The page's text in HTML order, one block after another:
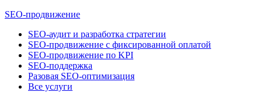
SEO-продвижение
SEO-аудит и разработка стратегии
SEO-продвижение с фиксированной оплатой
SEO-продвижение по KPI
SEO-поддержка
Разовая SEO-оптимизация
Все услуги